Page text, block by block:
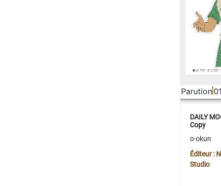
Parution
DAILY
Copy
o-okun
Éditeur :
Studio